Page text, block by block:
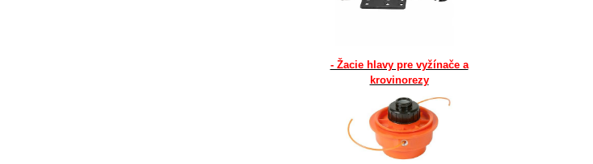
- Žacie hlavy pre vyžínače a
krovinorezy